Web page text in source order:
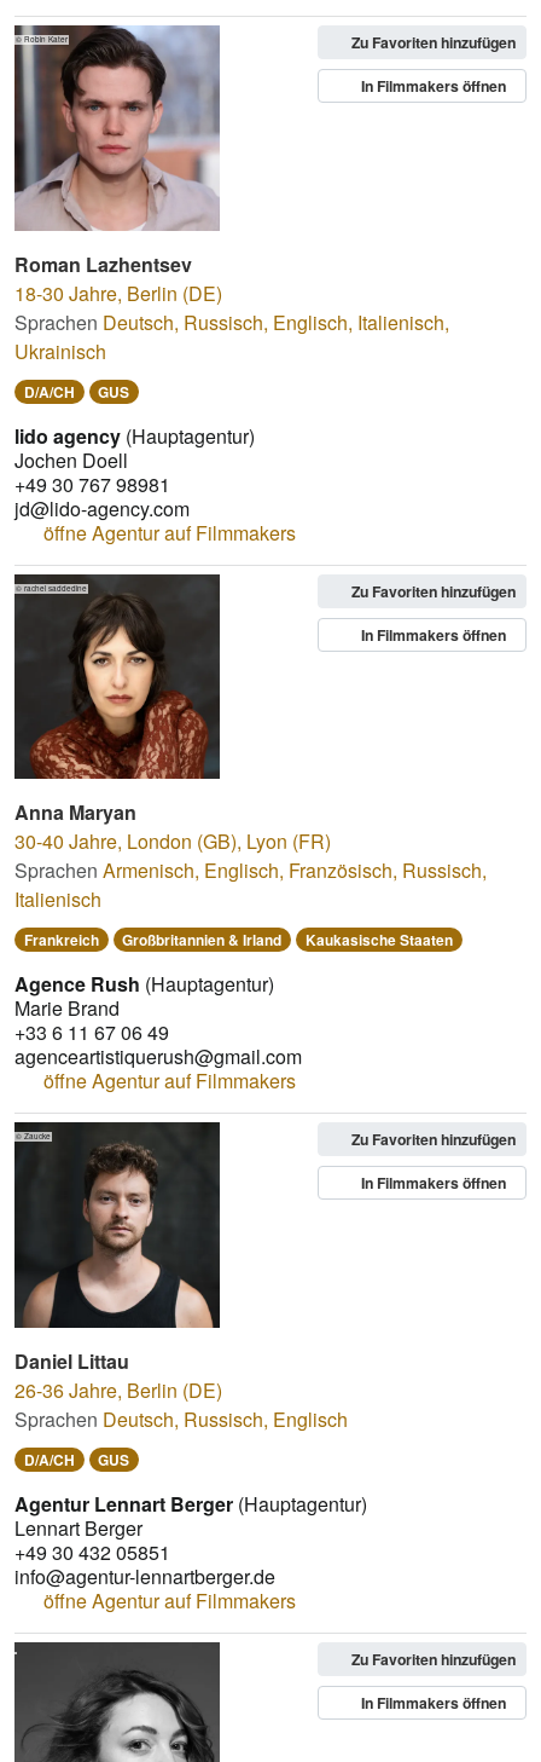
Zu Favoriten hinzufügen
In Filmmakers öffnen
© Robin Kater
18-30 Jahre, Berlin (DE)
Sprachen Deutsch, Russisch, Englisch, Italienisch,
Ukrainisch
D/A/CH GUS
Roman Lazhentsev
lido agency (Hauptagentur)
Jochen Doell
+49 30 767 98981
jd@lido-agency.com
öffne Agentur auf Filmmakers
Zu Favoriten hinzufügen
In Filmmakers öffnen
© rachel saddedine
30-40 Jahre, London (GB), Lyon (FR)
Sprachen Armenisch, Englisch, Französisch, Russisch,
Italienisch
Frankreich Großbritannien & Irland Kaukasische Staaten
Anna Maryan
Agence Rush (Hauptagentur)
Marie Brand
+33 6 11 67 06 49
agenceartistiquerush@gmail.com
öffne Agentur auf Filmmakers
Zu Favoriten hinzufügen
In Filmmakers öffnen
© Zaucke
26-36 Jahre, Berlin (DE)
Sprachen Deutsch, Russisch, Englisch
D/A/CH GUS
Daniel Littau
Agentur Lennart Berger (Hauptagentur)
Lennart Berger
+49 30 432 05851
info@agentur-lennartberger.de
öffne Agentur auf Filmmakers
Zu Favoriten hinzufügen
In Filmmakers öffnen